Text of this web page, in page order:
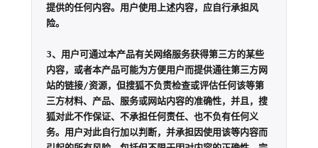
提供的任何内容。用户使用上述内容，应自行承担风
险。
3、用户可通过本产品有关网络服务获得第三方的某些
内容，或者本产品可能为方便用户而提供通往第三方网
站的链接/资源，但搜狐不负责检查或评估任何该等第
三方材料、产品、服务或网站内容的准确性，并且，搜
狐对此不作保证、不承担任何责任、也不负有任何义
务。用户对此自行加以判断，并承担因使用该等内容而